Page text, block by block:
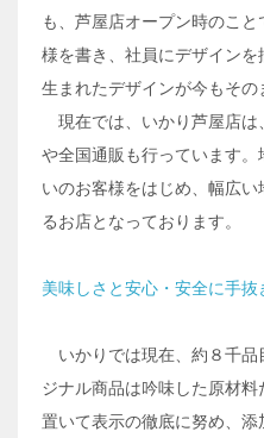
も、芦屋店オープン時のこ
様を書き、社員にデザイン
生まれたデザインが今もその
現在では、いかり芦屋店は
や全国通販も行っています
いのお客様をはじめ、幅広
るお店となっております。
美味しさと安心・安全に手抜
いかりでは現在、約８千品
ジナル商品は吟味した原材
置いて表示の徹底に努め、